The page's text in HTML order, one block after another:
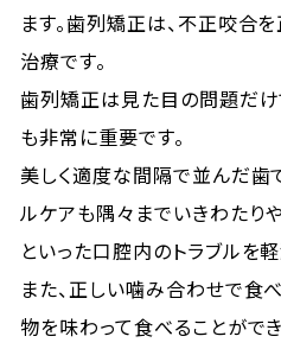
ます。歯列矯正は、不正咬合
治療です。
歯列矯正は見た目の問題だけ
も非常に重要です。
美しく適度な間隔で並んだ歯
ルケアも隅々までいきわたり
といった口腔内のトラブルを
また、正しい噛み合わせで食
物を味わって食べることがで